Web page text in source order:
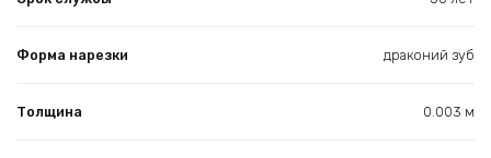
Форма нарезки драконий зуб
Толщина 0.003 м